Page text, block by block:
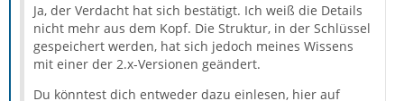
Ja, der Verdacht hat sich bestätigt. Ich weiß die Details
nicht mehr aus dem Kopf. Die Struktur, in der Schlüssel
gespeichert werden, hat sich jedoch meines Wissens
mit einer der 2.x-Versionen geändert.
Du könntest dich entweder dazu einlesen, hier auf